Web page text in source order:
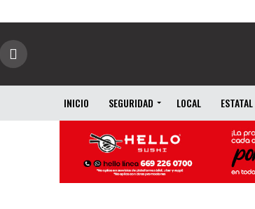
INICIO SEGURIDAD LOCAL ESTATAL